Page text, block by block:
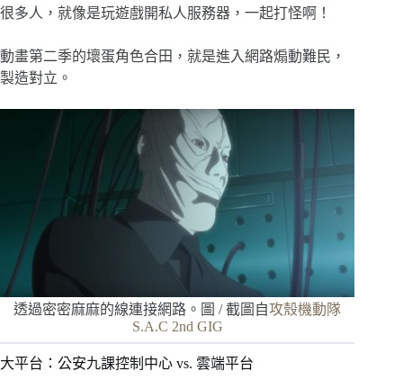
很多人，就像是玩遊戲開私人服務器，一起打怪啊！
動畫第二季的壞蛋角色合田，就是進入網路煽動難民，
製造對立。
透過密密麻麻的線連接網路。圖 / 截圖自攻殼機動隊
S.A.C 2nd GIG
大平台：公安九課控制中心 vs. 雲端平台